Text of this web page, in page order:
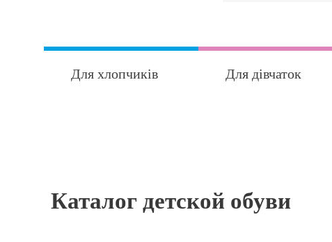
Для хлопчиків Для дівчаток
Каталог детской обуви